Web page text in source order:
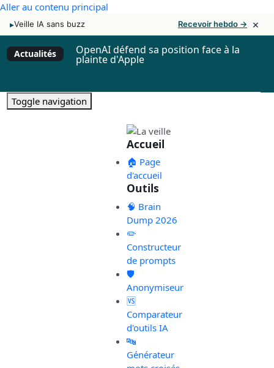
Aller au contenu principal
▸Veille IA sans buzz Recevoir hebdo → ×
Actualités OpenAI défend sa position face à la
plainte d'Apple
Toggle navigation
Accueil
🏠 Page
d'accueil
Outils
🧠 Brain
Dump 2026
✏️
Constructeur
de prompts
🛡️
Anonymiseur
🆚
Comparateur
d'outils IA
🔤
Générateur